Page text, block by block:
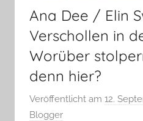
Ana Dee / Elin
Verschollen in
Worüber
denn hier?
Veröffentlicht am 12.
Blogger